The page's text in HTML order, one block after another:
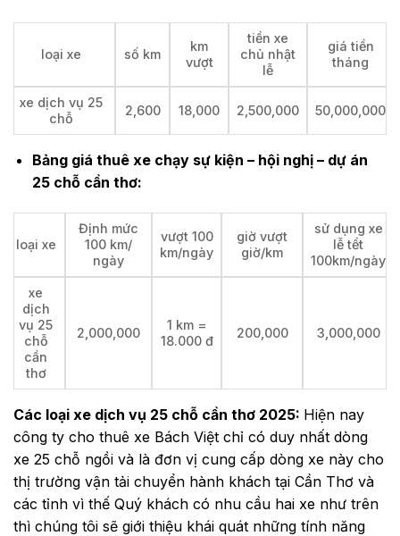
loại xe số km
km
vượt
tiền xe
chủ nhật
lễ
giá tiền
tháng
xe dịch vụ 25
chỗ
2,600 18,000 2,500,000 50,000,000
Bảng giá thuê xe chạy sự kiện – hội nghị – dự án
25 chỗ cần thơ:
loại xe
Định mức
100 km/
ngày
vượt 100
km/ngày
giờ vượt
giờ/km
sử dụng xe
lễ tểt
100km/ngày
xe
dịch
vụ 25
chỗ
cần
thơ
2,000,000
1 km =
18.000 đ
200,000 3,000,000
Các loại xe dịch vụ 25 chỗ cần thơ 2025: Hiện nay
công ty cho thuê xe Bách Việt chỉ có duy nhất dòng
xe 25 chỗ ngồi và là đơn vị cung cấp dòng xe này cho
thị trường vận tải chuyển hành khách tại Cần Thơ và
các tỉnh vì thế Quý khách có nhu cầu hai xe như trên
thì chúng tôi sẽ giới thiệu khái quát những tính năng